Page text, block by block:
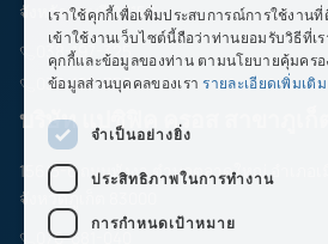
จังหวัดชลบุรี 20150
038-197-325
038-197-353
บริษัท แปซิฟิค ครอส สาขาภูเก็ต
156/5-6 ถนนพังงา ตำบลตลาดใหญ่ อำเภอเ
จังหวัดภูเก็ต 83000
076-681-040
เราใช้คุกกี้เพื่อเพิ่มประสบการณ์การใช้งาน
เข้าใช้งานเว็บไซต์นี้ถือว่าท่านยอมรับวิธีที่เ
คุกกี้และข้อมูลของท่าน ตามนโยบายคุ้มครอ
ข้อมูลส่วนบุคคลของเรา รายละเอียดเพิ่มเติม
จำเป็นอย่างยิ่ง
ประสิทธิภาพในการทำงาน
การกำหนดเป้าหมาย